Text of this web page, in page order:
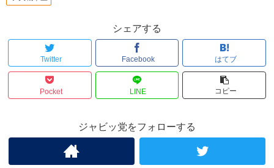
シェアする
Twitter Facebook はてブ
Pocket LINE コピー
ジャビッ党をフォローする